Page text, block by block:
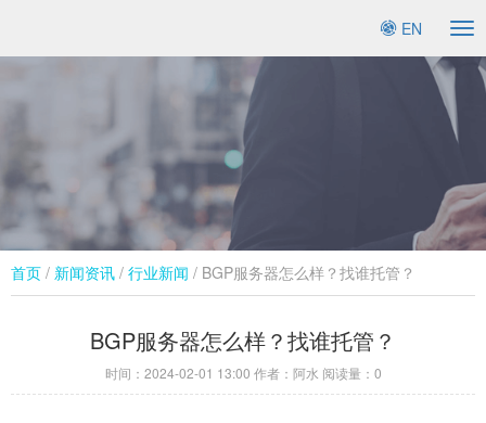
EN
首页 / 新闻资讯 / 行业新闻​ / BGP服务器怎么样？找谁托管？
BGP服务器怎么样？找谁托管？
时间： 2024-02-01 13:00 作者：阿水 阅读量： 0